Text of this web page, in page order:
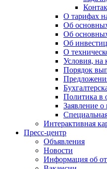
О тарифах
Об
Об
Об
О
Условия, на
Порядок
Политика в
Заявление
Интерактивная
Пресс-центр
Объявления
Новости
Информация об